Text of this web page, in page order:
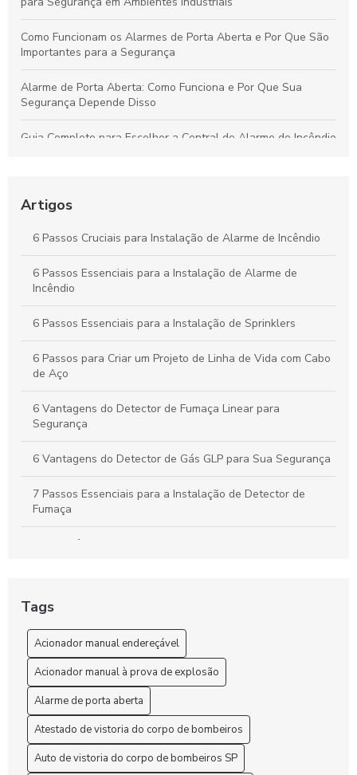
Como Funcionam os Alarmes de Porta Aberta e Por Que São
Importantes para a Segurança
Alarme de Porta Aberta: Como Funciona e Por Que Sua
Segurança Depende Disso
Guia Completo para Escolher a Central de Alarme de Incêndio
Explosão para Segurança e Eficiência Industrial
Por que o Alarme de Porta Aberta é Fundamental para a
Proteção da Sua Propriedade
Como Criar um Projeto Eficaz de Sistema de Alarme de
Incêndio: Guia Prático
Artigos
6 Passos Cruciais para Instalação de Alarme de Incêndio
6 Passos Essenciais para a Instalação de Alarme de
Incêndio
6 Passos Essenciais para a Instalação de Sprinklers
6 Passos para Criar um Projeto de Linha de Vida com Cabo
de Aço
6 Vantagens do Detector de Fumaça Linear para
Segurança
6 Vantagens do Detector de Gás GLP para Sua Segurança
7 Passos Essenciais para a Instalação de Detector de
Fumaça
A importância do atestado de vistoria bombeiros para a
para a Segurança das Instalações
Acionador Manual de Alarme de Incêndio com Sirene
Acionador Manual de Alarme de Incêndio com Sirene: O
Guia Completo
Acionador Manual de Alarme de Incêndio com Sirene:
Segurança e Eficiência
Tags
Acionador manual endereçável
Acionador manual à prova de explosão
Alarme de porta aberta
Atestado de vistoria do corpo de bombeiros
Auto de vistoria do corpo de bombeiros SP